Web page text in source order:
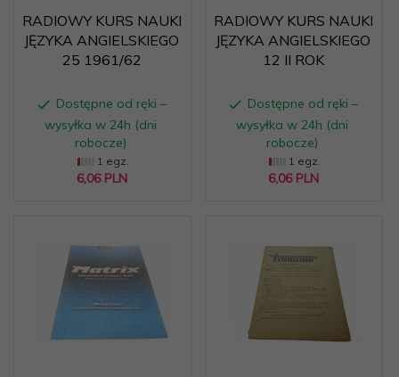
RADIOWY KURS NAUKI
JĘZYKA ANGIELSKIEGO
25 1961/62
Dostępne od ręki –
wysyłka w 24h (dni
robocze)
1 egz.
6,06 PLN
RADIOWY KURS NAUKI
JĘZYKA ANGIELSKIEGO
12 II ROK
Dostępne od ręki –
wysyłka w 24h (dni
robocze)
1 egz.
6,06 PLN